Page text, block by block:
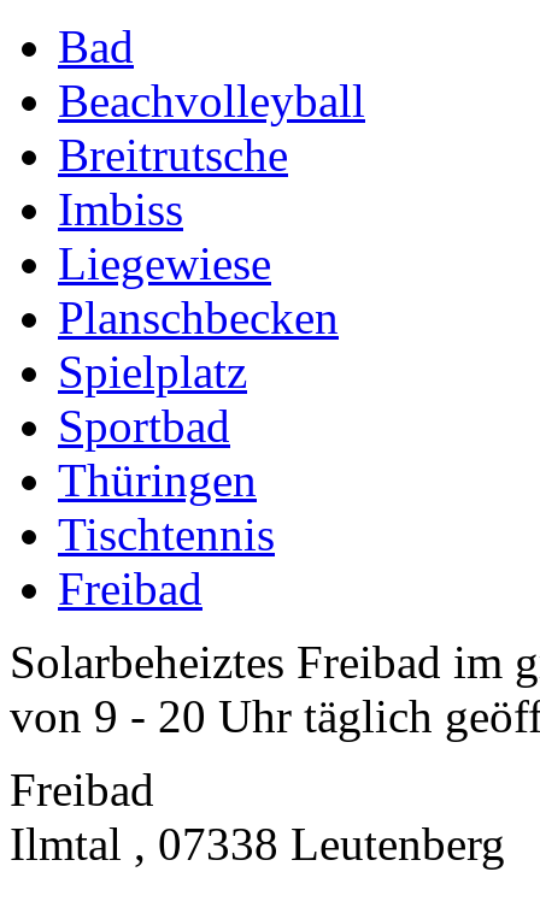
Bad
Beachvolleyball
Breitrutsche
Imbiss
Liegewiese
Planschbecken
Spielplatz
Sportbad
Thüringen
Tischtennis
Freibad
Solarbeheiztes Freibad im
von 9 - 20 Uhr täglich
Freibad
Ilmtal , 07338 Leutenberg